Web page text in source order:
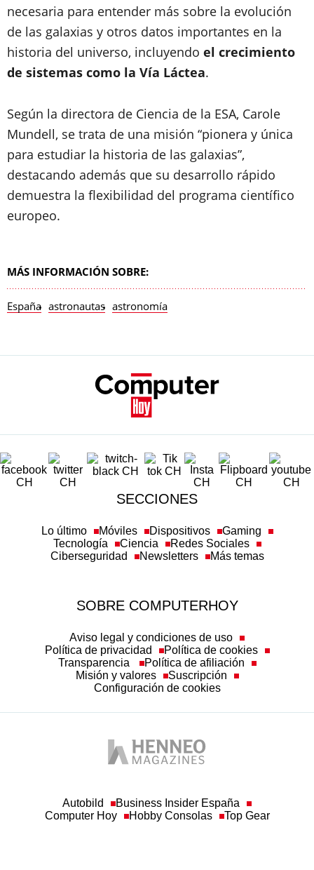
necesaria para entender más sobre la evolución
de las galaxias y otros datos importantes en la
historia del universo, incluyendo el crecimiento
de sistemas como la Vía Láctea.
Según la directora de Ciencia de la ESA, Carole
Mundell, se trata de una misión “pionera y única
para estudiar la historia de las galaxias”,
destacando además que su desarrollo rápido
demuestra la flexibilidad del programa científico
europeo.
MÁS INFORMACIÓN SOBRE:
España astronautas astronomía
SECCIONES
Tecnología
Ciencia
Redes Sociales
Ciberseguridad
Newsletters Más temas
Política de privacidad
Política de cookies
Transparencia
Política de afiliación
Misión y valores
Suscripción
Configuración de cookies
Computer Hoy
Hobby Consolas Top Gear